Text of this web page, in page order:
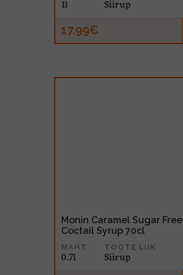
1l
Siirup
17.99€
Monin Caramel Sugar Free
Coctail Syrup 70cl
MAHT
0.7l
TOOTE LIIK
Siirup